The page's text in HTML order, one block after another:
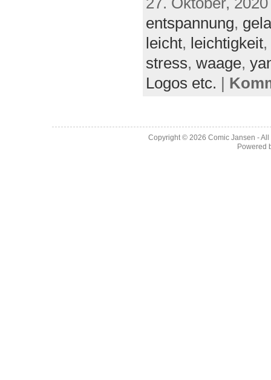
entspannung,
leicht, leichtigkeit,
stress, waage,
Logos etc.
Copyright © 2026 Comic Jansen -
Powered